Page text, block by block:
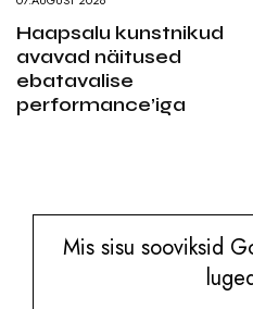
Haapsalu kunstnikud
avavad näitused
ebatavalise
performance’iga
Mis sisu sooviksid